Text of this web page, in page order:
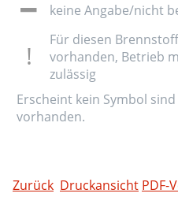
keine Angabe/nicht
Für diesen
vorhanden, Betrieb
zulässig
Erscheint kein Symbol
vorhanden.
Zurück Druckansicht PDF-